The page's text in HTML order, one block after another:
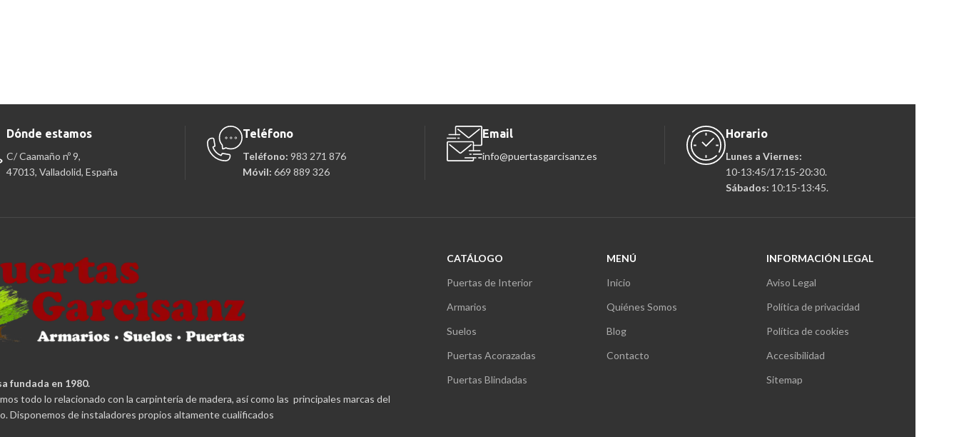
Dónde estamos
C/ Caamaño nº 9,
47013, Valladolid, España
Teléfono
Teléfono: 983 271 876
Móvil: 669 889 326
Email
info@puertasgarcisanz.es
Horario
Lunes a Viernes:
10-13:45/17:15-20:30.
Sábados: 10:15-13:45.
fundada en 1980.
todo lo relacionado con la carpintería de madera, así como las principales marcas del
Disponemos de instaladores propios altamente cualificados
CATÁLOGO
Puertas de Interior
Armarios
Suelos
Puertas Acorazadas
Puertas Blindadas
MENÚ
Inicio
Quiénes Somos
Blog
Contacto
INFORMACIÓN LEGAL
Aviso Legal
Política de privacidad
Política de cookies
Accesibilidad
Sitemap